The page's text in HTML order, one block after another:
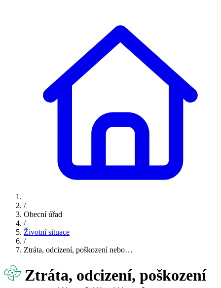
/
Obecní úřad
/
Životní situace
/
Ztráta, odcizení, poškození nebo…
Ztráta, odcizení, poškození